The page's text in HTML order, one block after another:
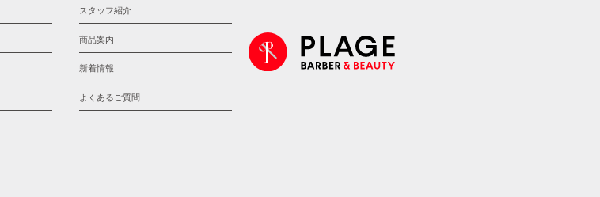
スタッフ紹介
商品案内
新着情報
よくあるご質問